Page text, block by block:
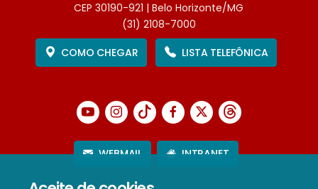
CEP 30190-921 | Belo Horizonte/MG
(31) 2108-7000
COMO CHEGAR
LISTA TELEFÔNICA
WEBMAIL INTRANET